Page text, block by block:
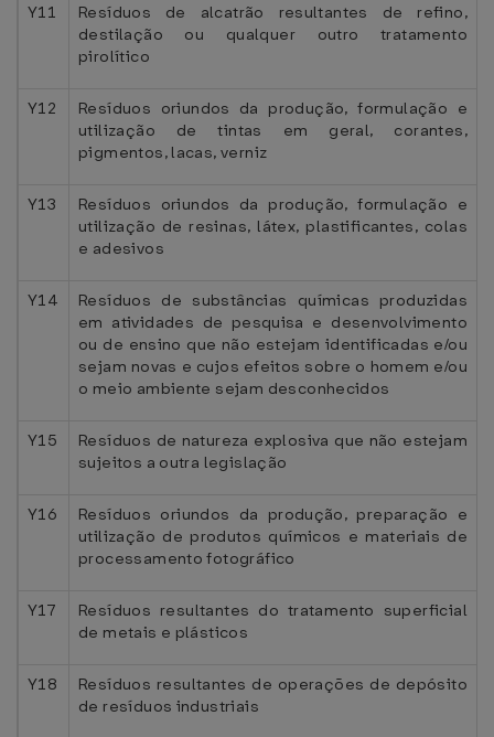
Y11
Resíduos de alcatrão resultantes de refino,
destilação ou qualquer outro tratamento
pirolítico
Y12
Resíduos oriundos da produção, formulação e
utilização de tintas em geral, corantes,
pigmentos, lacas, verniz
Y13
Resíduos oriundos da produção, formulação e
utilização de resinas, látex, plastificantes, colas
e adesivos
Y14
Resíduos de substâncias químicas produzidas
em atividades de pesquisa e desenvolvimento
ou de ensino que não estejam identificadas e/ou
sejam novas e cujos efeitos sobre o homem e/ou
o meio ambiente sejam desconhecidos
Y15
Resíduos de natureza explosiva que não estejam
sujeitos a outra legislação
Y16
Resíduos oriundos da produção, preparação e
utilização de produtos químicos e materiais de
processamento fotográfico
Y17
Resíduos resultantes do tratamento superficial
de metais e plásticos
Y18
Resíduos resultantes de operações de depósito
de resíduos industriais